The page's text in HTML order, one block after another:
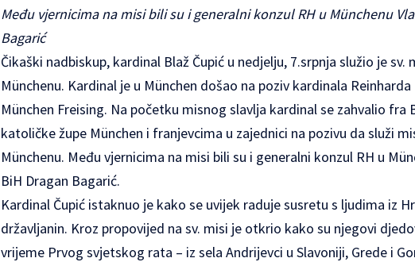
Među vjernicima na misi bili su i generalni konzul RH u Münchenu
Bagarić
Čikaški nadbiskup, kardinal Blaž Čupić u nedjelju, 7.srpnja služio je sv.
Münchenu. Kardinal je u München došao na poziv kardinala
München Freising. Na početku misnog slavlja kardinal se zahvalio
katoličke župe München i franjevcima u zajednici na pozivu da služi
Münchenu. Među vjernicima na misi bili su i generalni konzul RH u
BiH Dragan Bagarić.
Kardinal Čupić istaknuo je kako se uvijek raduje susretu s ljudima iz
državljanin. Kroz propovijed na sv. misi je otkrio kako su njegovi
vrijeme Prvog svjetskog rata – iz sela Andrijevci u Slavoniji, Grede i